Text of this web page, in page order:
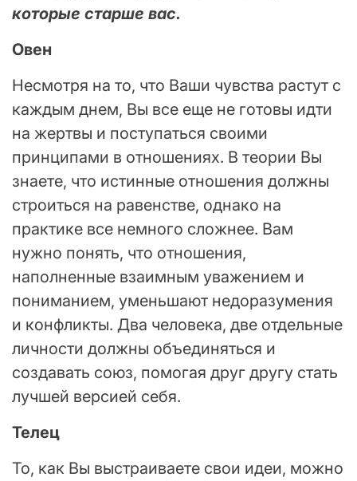
которые старше вас.
Овен
Несмотря на то, что Ваши чувства растут с
каждым днем, Вы все еще не готовы идти
на жертвы и поступаться своими
принципами в отношениях. В теории Вы
знаете, что истинные отношения должны
строиться на равенстве, однако на
практике все немного сложнее. Вам
нужно понять, что отношения,
наполненные взаимным уважением и
пониманием, уменьшают недоразумения
и конфликты. Два человека, две отдельные
личности должны объединяться и
создавать союз, помогая друг другу стать
лучшей версией себя.
Телец
То, как Вы выстраиваете свои идеи, можно